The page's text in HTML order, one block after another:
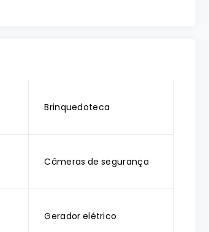
Brinquedoteca
Câmeras de segurança
Gerador elétrico